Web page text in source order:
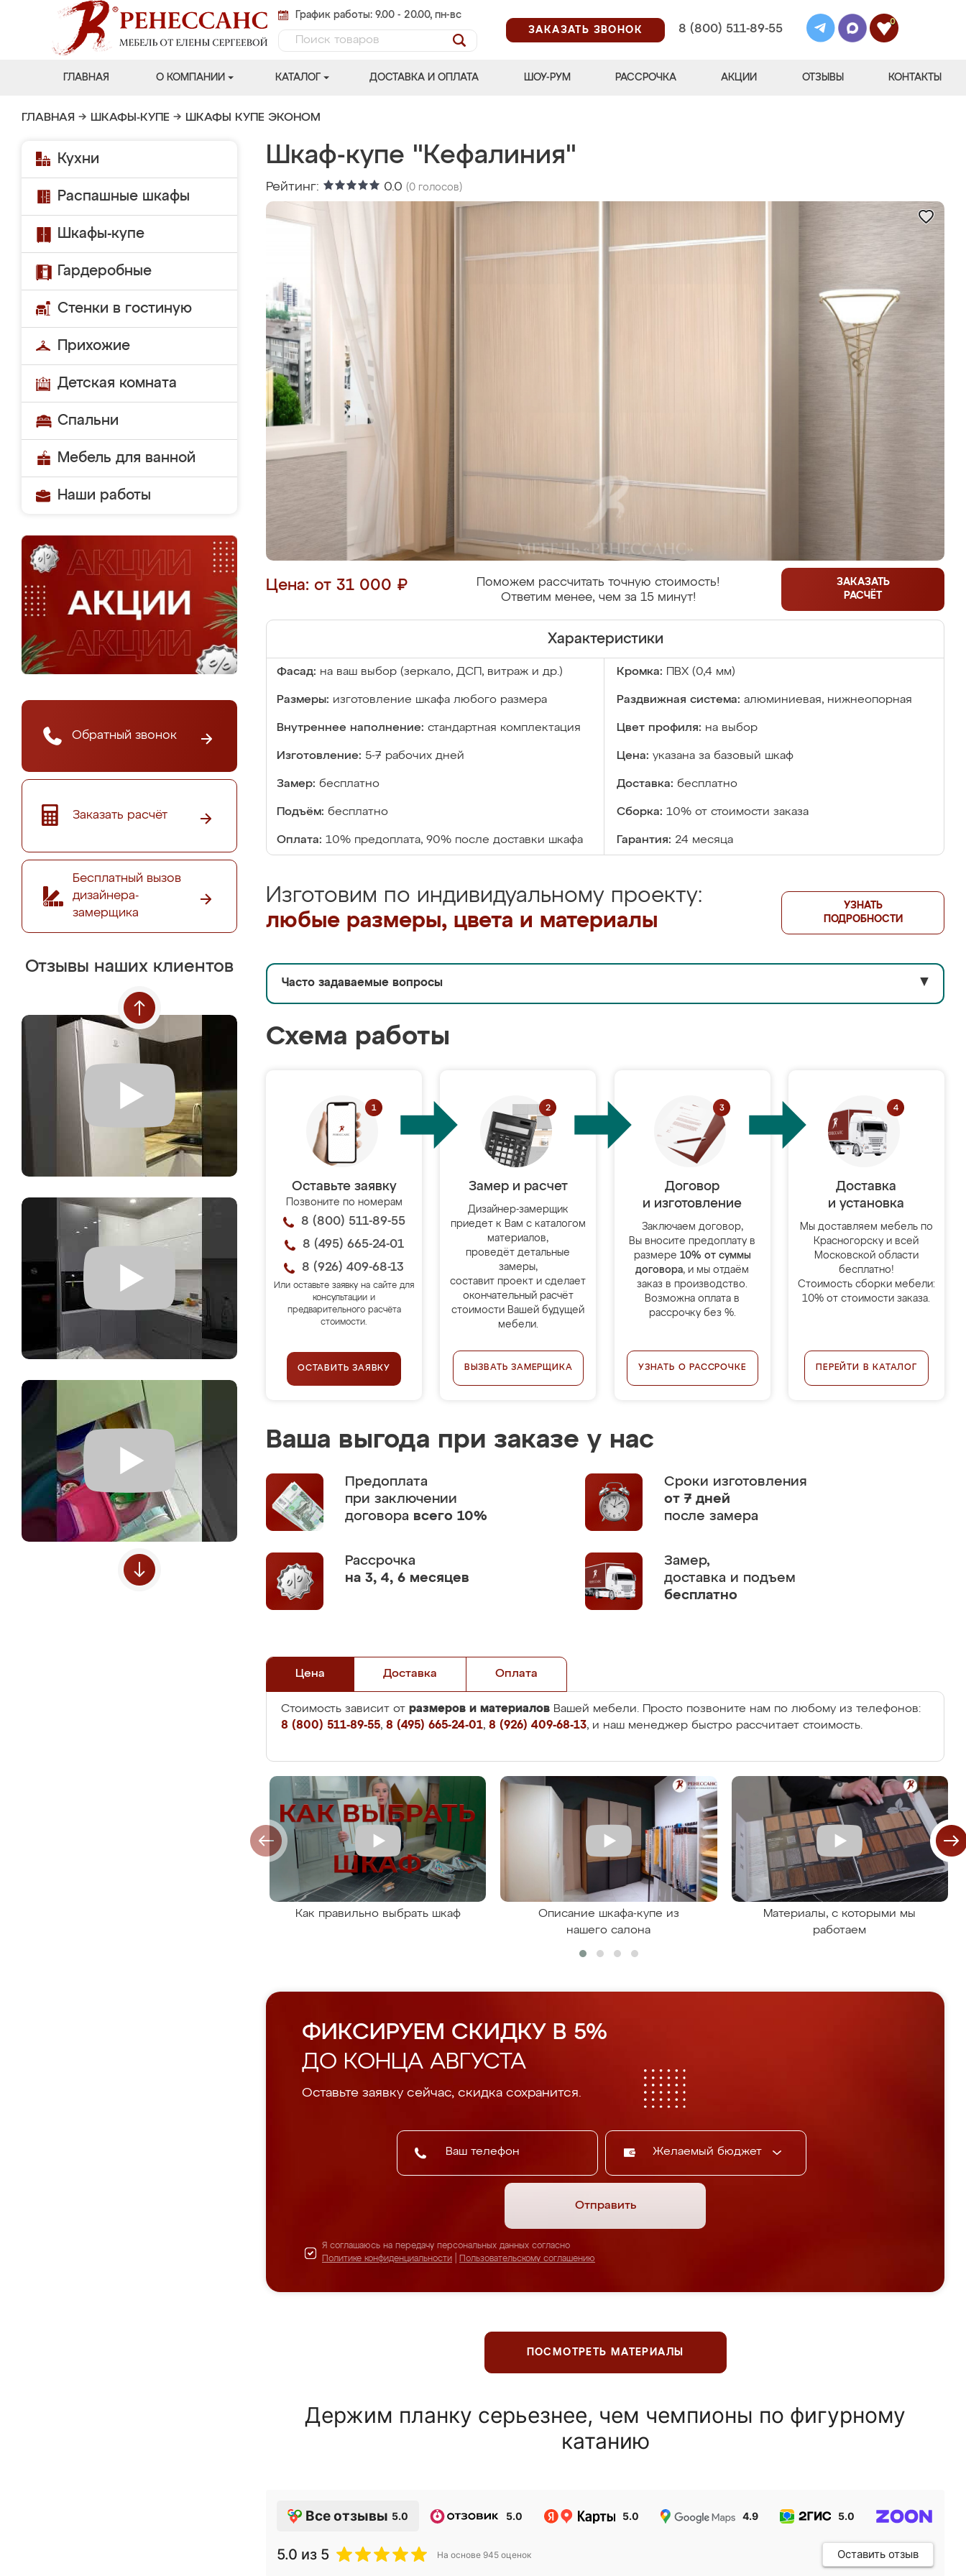
График работы: 9.00 - 20.00, пн-вс
ЗАКАЗАТЬ ЗВОНОК
8 (800) 511-89-55
0
ГЛАВНАЯ О КОМПАНИИ КАТАЛОГ ДОСТАВКА И ОПЛАТА ШОУ-РУМ РАССРОЧКА АКЦИИ ОТЗЫВЫ КОНТАКТЫ
ГЛАВНАЯ → ШКАФЫ-КУПЕ → ШКАФЫ КУПЕ ЭКОНОМ
Кухни
Распашные шкафы
Шкафы-купе
Гардеробные
Стенки в гостиную
Прихожие
Детская комната
Спальни
Мебель для ванной
Наши работы
Обратный звонок
Заказать расчёт
Бесплатный вызов
дизайнера-
замерщика
Отзывы наших клиентов
Шкаф-купе "Кефалиния"
Рейтинг: 0.0 (0 голосов)
Цена: от 31 000 ₽
Поможем рассчитать точную стоимость!
Ответим менее, чем за 15 минут!
ЗАКАЗАТЬ
РАСЧЁТ
Характеристики
Фасад: на ваш выбор (зеркало, ДСП, витраж и др.) Кромка: ПВХ (0,4 мм)
Размеры: изготовление шкафа любого размера Раздвижная система: алюминиевая, нижнеопорная
Внутреннее наполнение: стандартная комплектация Цвет профиля: на выбор
Изготовление: 5-7 рабочих дней Цена: указана за базовый шкаф
Замер: бесплатно Доставка: бесплатно
Подъём: бесплатно Сборка: 10% от стоимости заказа
Оплата: 10% предоплата, 90% после доставки шкафа Гарантия: 24 месяца
Изготовим по индивидуальному проекту:
любые размеры, цвета и материалы
УЗНАТЬ
ПОДРОБНОСТИ
Часто задаваемые вопросы ▼
Схема работы
Оставьте заявку
Позвоните по номерам
8 (800) 511-89-55
8 (495) 665-24-01
8 (926) 409-68-13
Или оставьте заявку на сайте для
консультации и
предварительного расчёта
стоимости.
ОСТАВИТЬ ЗАЯВКУ
Замер и расчет
Дизайнер-замерщик
приедет к Вам с каталогом
материалов,
проведёт детальные
замеры,
составит проект и сделает
окончательный расчёт
стоимости Вашей будущей
мебели.
ВЫЗВАТЬ ЗАМЕРЩИКА
Договор
и изготовление
Заключаем договор,
Вы вносите предоплату в
размере 10% от суммы
договора, и мы отдаём
заказ в производство.
Возможна оплата в
рассрочку без %.
УЗНАТЬ О РАССРОЧКЕ
Доставка
и установка
Мы доставляем мебель по
Красногорску и всей
Московской области
бесплатно!
Стоимость сборки мебели:
10% от стоимости заказа.
ПЕРЕЙТИ В КАТАЛОГ
Ваша выгода при заказе у нас
Предоплата
при заключении
договора всего 10%
Сроки изготовления
от 7 дней
после замера
Рассрочка
на 3, 4, 6 месяцев
Замер,
доставка и подъем
бесплатно
Цена Доставка Оплата
Стоимость зависит от размеров и материалов Вашей мебели. Просто позвоните нам по любому из телефонов:
8 (800) 511-89-55, 8 (495) 665-24-01, 8 (926) 409-68-13, и наш менеджер быстро рассчитает стоимость.
Как правильно выбрать шкаф
Описание шкафа-купе из
нашего салона
Материалы, с которыми мы
работаем
ФИКСИРУЕМ СКИДКУ В 5%
ДО КОНЦА АВГУСТА
Оставьте заявку сейчас, скидка сохранится.
Желаемый бюджет
Отправить
Я соглашаюсь на передачу персональных данных согласно
Политике конфиденциальности
Пользовательскому соглашению
ПОСМОТРЕТЬ МАТЕРИАЛЫ
Держим планку серьезнее, чем чемпионы по фигурному
катанию
Все отзывы 5.0 5.0 5.0 4.9 5.0
5.0 из 5 На основе 945 оценок Оставить отзыв